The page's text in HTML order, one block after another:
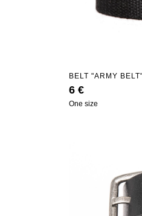
One size
BELT "ARMY BELT"
6 €